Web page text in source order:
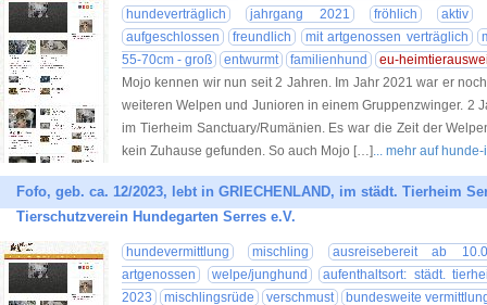
hundeverträglich
jahrgang 2021 fröhlich
aktiv
aufgeschlossen
freundlich mit artgenossen verträglich
55-70cm - groß
entwurmt familienhund
eu-
Mojo kennen wir nun seit 2 Jahren. Im Jahr 2021 war er
weiteren Welpen und Junioren in einem Gruppenzwinger. 2
im Tierheim Sanctuary/Rumänien. Es war die Zeit der
kein Zuhause gefunden. So auch Mojo […]... mehr auf
Fofo, geb. ca. 12/2023, lebt in GRIECHENLAND, im städt. Tierheim
Tierschutzverein Hundegarten Serres e.V.
hundevermittlung mischling
ausreisebereit ab
artgenossen
welpe/junghund
aufenthaltsort: städt.
2023
mischlingsrüde verschmust bundesweite